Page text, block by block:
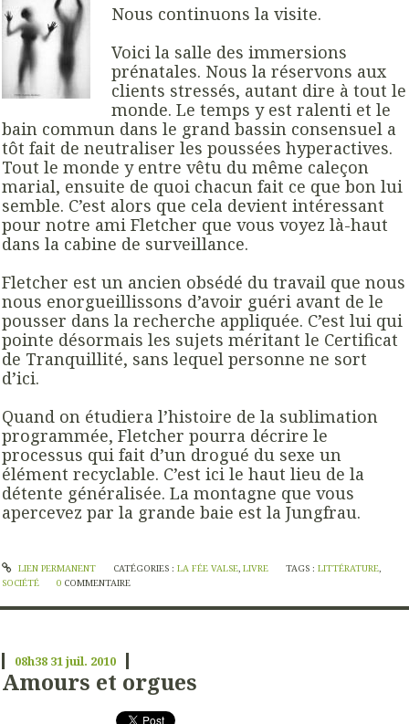
Nous continuons la visite.
Voici la salle des immersions
prénatales. Nous la réservons aux
clients stressés, autant dire à tout le
monde. Le temps y est ralenti et le
bain commun dans le grand bassin consensuel a
tôt fait de neutraliser les poussées hyperactives.
Tout le monde y entre vêtu du même caleçon
marial, ensuite de quoi chacun fait ce que bon lui
semble. C’est alors que cela devient intéressant
pour notre ami Fletcher que vous voyez là-haut
dans la cabine de surveillance.
Fletcher est un ancien obsédé du travail que nous
nous enorgueillissons d’avoir guéri avant de le
pousser dans la recherche appliquée. C’est lui qui
pointe désormais les sujets méritant le Certificat
de Tranquillité, sans lequel personne ne sort
d’ici.
Quand on étudiera l’histoire de la sublimation
programmée, Fletcher pourra décrire le
processus qui fait d’un drogué du sexe un
élément recyclable. C’est ici le haut lieu de la
détente généralisée. La montagne que vous
apercevez par la grande baie est la Jungfrau.
LIEN PERMANENT CATÉGORIES : LA FÉE VALSE, LIVRE TAGS :LITTÉRATURE,
SOCIÉTÉ
0 COMMENTAIRE
08h38 31juil. 2010
Amours et orgues